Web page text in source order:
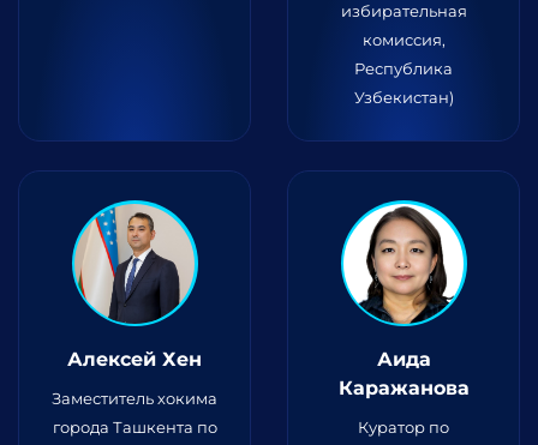
избирательная
комиссия,
Республика
Узбекистан)
Алексей Хен
Заместитель хокима
города Ташкента по
Аида
Каражанова
Куратор по